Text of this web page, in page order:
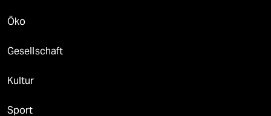
Öko
Gesellschaft
Kultur
Sport